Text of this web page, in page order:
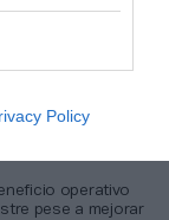
Policy
Fitness+ dentro
operativo
pese a mejorar